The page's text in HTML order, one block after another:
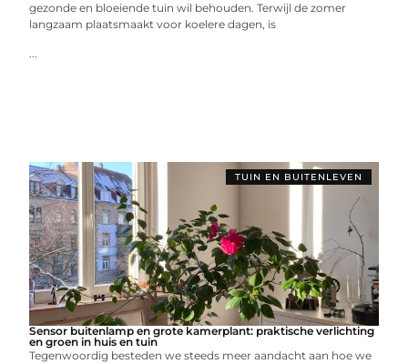
gezonde en bloeiende tuin wil behouden. Terwijl de zomer
langzaam plaatsmaakt voor koelere dagen, is
...
TUIN EN BUITENLEVEN
Sensor buitenlamp en grote kamerplant: praktische verlichting
en groen in huis en tuin
Tegenwoordig besteden we steeds meer aandacht aan hoe we